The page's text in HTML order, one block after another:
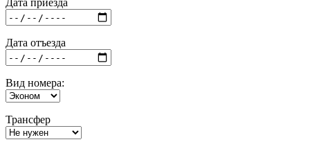
Дата приезда
Дата отъезда
Вид номера:
Трансфер